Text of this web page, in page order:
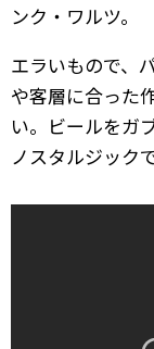
ンク・ワルツ。
エラいもので、
や客層に合った
い。ビールをガ
ノスタルジック